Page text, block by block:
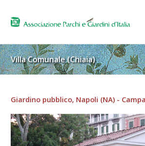
Villa Comunale (Chiaia)
Giardino pubblico, Napoli (NA) -